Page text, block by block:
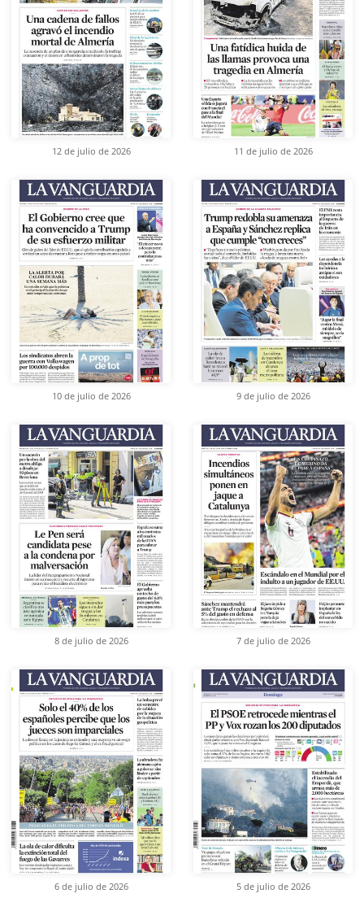
12 de julio de 2026 11 de julio de 2026
10 de julio de 2026 9 de julio de 2026
8 de julio de 2026 7 de julio de 2026
6 de julio de 2026 5 de julio de 2026